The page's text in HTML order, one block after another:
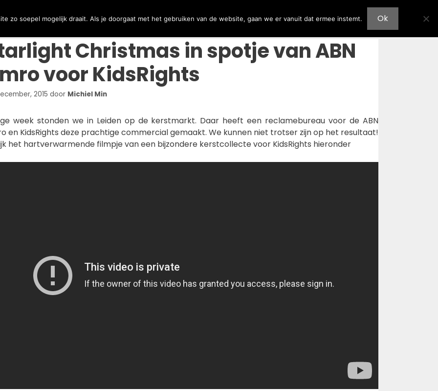
Firebringer (musicalproductie 2027) Help Mee Kaarten kopen Doneer nu
Christmas in spotje van ABN
voor KidsRights
2015 door Michiel Min
week stonden we in Leiden op de kerstmarkt. Daar heeft een reclamebureau voor de ABN
en KidsRights deze prachtige commercial gemaakt. We kunnen niet trotser zijn op het resultaat!
het hartverwarmende filmpje van een bijzondere kerstcollecte voor KidsRights hieronder
zo soepel mogelijk draait. Als je doorgaat met het gebruiken van de website, gaan we er vanuit dat ermee instemt. Ok